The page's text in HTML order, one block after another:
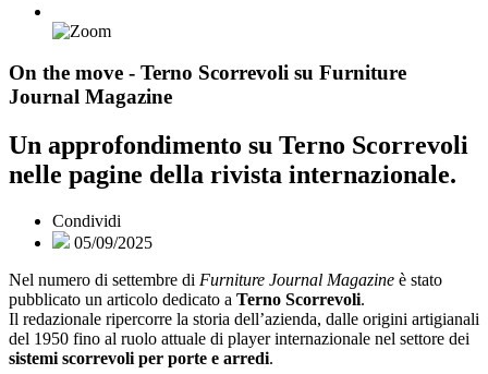
On the move - Terno Scorrevoli su Furniture
Journal Magazine
Un approfondimento su Terno Scorrevoli
nelle pagine della rivista internazionale.
Condividi
05/09/2025
Nel numero di settembre di Furniture Journal Magazine è stato
pubblicato un articolo dedicato a Terno Scorrevoli.
Il redazionale ripercorre la storia dell’azienda, dalle origini artigianali
del 1950 fino al ruolo attuale di player internazionale nel settore dei
sistemi scorrevoli per porte e arredi.